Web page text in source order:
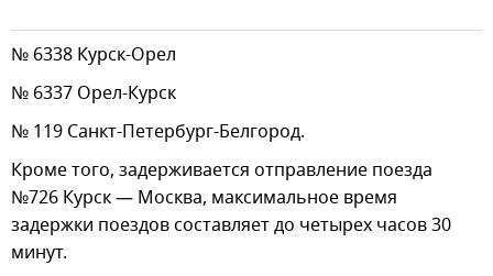
№ 6338 Курск-Орел
№ 6337 Орел-Курск
№ 119 Санкт-Петербург-Белгород.
Кроме того, задерживается отправление поезда
№726 Курск — Москва, максимальное время
задержки поездов составляет до четырех часов 30
минут.